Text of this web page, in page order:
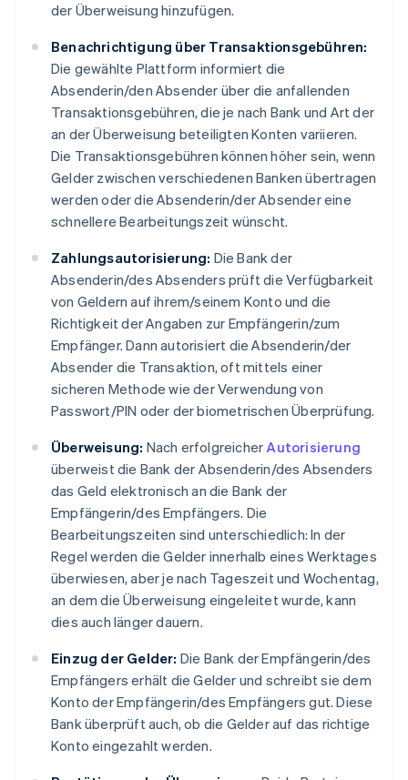
der Überweisung hinzufügen.
Benachrichtigung über Transaktionsgebühren:
Die gewählte Plattform informiert die
Absenderin/den Absender über die anfallenden
Transaktionsgebühren, die je nach Bank und Art der
an der Überweisung beteiligten Konten variieren.
Die Transaktionsgebühren können höher sein, wenn
Gelder zwischen verschiedenen Banken übertragen
werden oder die Absenderin/der Absender eine
schnellere Bearbeitungszeit wünscht.
Zahlungsautorisierung: Die Bank der
Absenderin/des Absenders prüft die Verfügbarkeit
von Geldern auf ihrem/seinem Konto und die
Richtigkeit der Angaben zur Empfängerin/zum
Empfänger. Dann autorisiert die Absenderin/der
Absender die Transaktion, oft mittels einer
sicheren Methode wie der Verwendung von
Passwort/PIN oder der biometrischen Überprüfung.
Überweisung: Nach erfolgreicherAutorisierung
überweist die Bank der Absenderin/des Absenders
das Geld elektronisch an die Bank der
Empfängerin/des Empfängers. Die
Bearbeitungszeiten sind unterschiedlich: In der
Regel werden die Gelder innerhalb eines Werktages
überwiesen, aber je nach Tageszeit und Wochentag,
an dem die Überweisung eingeleitet wurde, kann
dies auch länger dauern.
Einzug der Gelder: Die Bank der Empfängerin/des
Empfängers erhält die Gelder und schreibt sie dem
Konto der Empfängerin/des Empfängers gut. Diese
Bank überprüft auch, ob die Gelder auf das richtige
Konto eingezahlt werden.